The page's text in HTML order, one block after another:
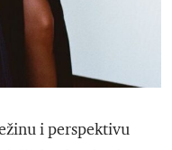
i perspektivu